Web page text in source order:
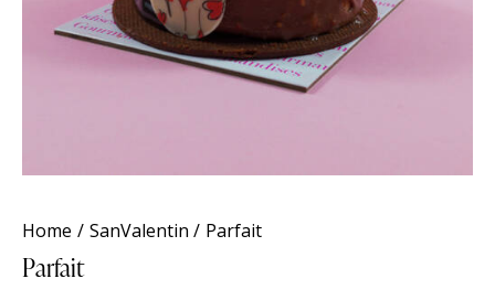
Home SanValentin Parfait
Parfait